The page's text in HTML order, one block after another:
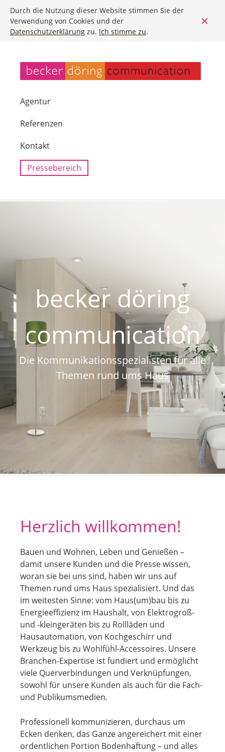
Durch die Nutzung dieser Website stimmen Sie der
Verwendung von Cookies und der
Datenschutzerklärung zu. Ich stimme zu.
Agentur
Referenzen
Kontakt
Pressebereich
becker döring
communication
Die Kommunikationsspezialisten für alle
Themen rund ums Haus
Herzlich willkommen!
Bauen und Wohnen, Leben und Genießen –
damit unsere Kunden und die Presse wissen,
woran sie bei uns sind, haben wir uns auf
Themen rund ums Haus spezialisiert. Und das
im weitesten Sinne: vom Haus(um)bau bis zu
Energieeffizienz im Haushalt, von Elektrogroß-
und -kleingeräten bis zu Rollläden und
Hausautomation, von Kochgeschirr und
Werkzeug bis zu Wohlfühl-Accessoires. Unsere
Branchen-Expertise ist fundiert und ermöglicht
viele Querverbindungen und Verknüpfungen,
sowohl für unsere Kunden als auch für die Fach-
und Publikumsmedien.
Professionell kommunizieren, durchaus um
Ecken denken, das Ganze angereichert mit einer
ordentlichen Portion Bodenhaftung – und alles